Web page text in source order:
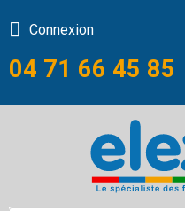
04 71 66 45 85
Connexion